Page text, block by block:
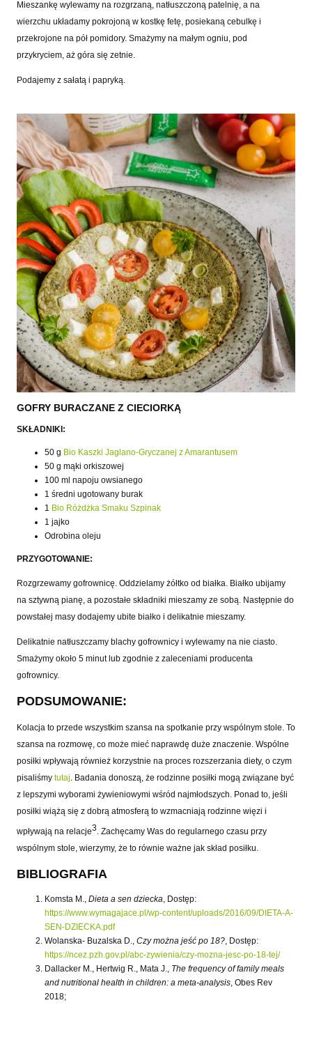
Mieszankę wylewamy na rozgrzaną, natłuszczoną patelnię, a na
wierzchu układamy pokrojoną w kostkę fetę, posiekaną cebulkę i
przekrojone na pół pomidory. Smażymy na małym ogniu, pod
przykryciem, aż góra się zetnie.
Podajemy z sałatą i papryką.
GOFRY BURACZANE Z CIECIORKĄ
SKŁADNIKI:
50 g Bio Kaszki Jaglano-Gryczanej z Amarantusem
50 g mąki orkiszowej
100 ml napoju owsianego
1 średni ugotowany burak
1 Bio Różdżka Smaku Szpinak
1 jajko
Odrobina oleju
PRZYGOTOWANIE:
Rozgrzewamy gofrownicę. Oddzielamy żółtko od białka. Białko ubijamy
na sztywną pianę, a pozostałe składniki mieszamy ze sobą. Następnie do
powstałej masy dodajemy ubite białko i delikatnie mieszamy.
Delikatnie natłuszczamy blachy gofrownicy i wylewamy na nie ciasto.
Smażymy około 5 minut lub zgodnie z zaleceniami producenta
gofrownicy.
PODSUMOWANIE:
Kolacja to przede wszystkim szansa na spotkanie przy wspólnym stole. To
szansa na rozmowę, co może mieć naprawdę duże znaczenie. Wspólne
posiłki wpływają również korzystnie na proces rozszerzania diety, o czym
pisaliśmy tutaj . Badania donoszą, że rodzinne posiłki mogą związane być
z lepszymi wyborami żywieniowymi wśród najmłodszych. Ponad to jeśli
posiłki wiążą się z dobrą atmosferą to wzmacniają rodzinne więzi i
wpływają na relacje3 . Zachęcamy Was do regularnego czasu przy
wspólnym stole, wierzymy, że to równie ważne jak skład posiłku.
BIBLIOGRAFIA
Komsta M., Dieta a sen dziecka , Dostęp:
https://www.wymagajace.pl/wp-content/uploads/2016/09/DIETA-A-
SEN-DZIECKA.pdf
Wolanska- Buzalska D., Czy można jeść po 18? , Dostęp:
https://ncez.pzh.gov.pl/abc-zywienia/czy-mozna-jesc-po-18-tej/
Dallacker M., Hertwig R., Mata J., The frequency of family meals
and nutritional health in children: a meta-analysis , Obes Rev
2018;